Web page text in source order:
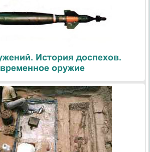
История доспехов.
оружие